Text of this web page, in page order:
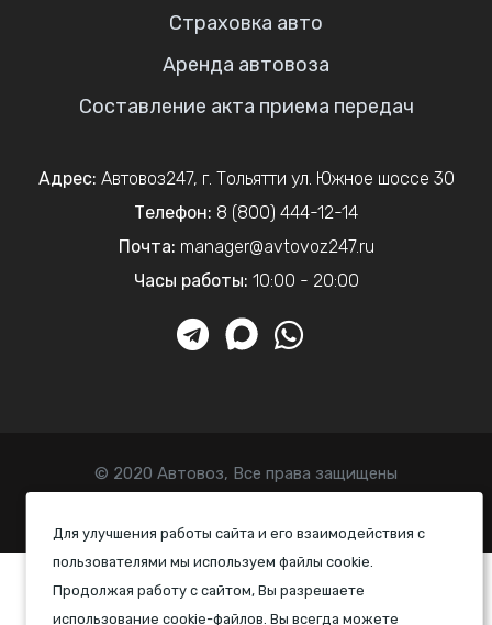
Для улучшения работы сайта и его взаимодействия с
пользователями мы используем файлы cookie.
Продолжая работу с сайтом, Вы разрешаете
использование cookie-файлов. Вы всегда можете
Страховка авто
Аренда автовоза
Составление акта приема передач
Адрес: Автовоз247, г. Тольятти ул. Южное шоссе 30
Телефон: 8 (800) 444-12-14
Почта: manager@avtovoz247.ru
Часы работы: 10:00 - 20:00
© 2020 Автовоз, Все права защищены